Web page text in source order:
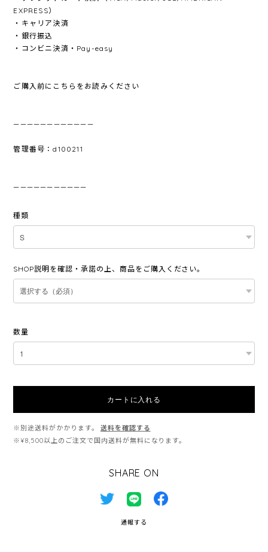
EXPRESS）
・キャリア決済
・銀行振込
・コンビニ決済・Pay-easy
ご購入前にこちらをお読みください
————————————
管理番号：d100211
———————————
種類
SHOP説明を確認・承諾の上、商品をご購入ください。
数量
カートに入れる
※別途送料がかかります。
送料を確認する
※¥8,500以上のご注文で国内送料が無料になります。
SHARE ON
通報する